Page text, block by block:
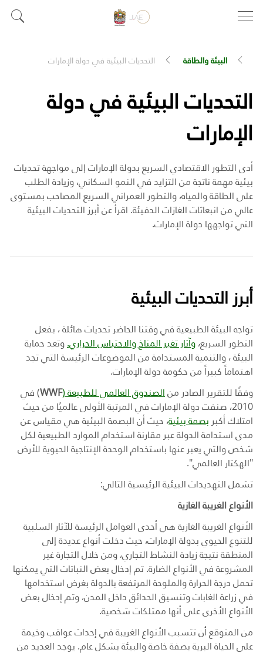
البيئة والطاقة التحديات البيئية في دولة الإمارات
التحديات البيئية في دولة
الإمارات
أدى التطور الاقتصادي السريع بدولة الإمارات إلى مواجهة تحديات
بيئية مهمة ناتجة من التزايد في النمو السكاني، وزيادة الطلب
على الطاقة والمياه، والتطور العمراني السريع المصاحب بمستوى
عالي من انبعاثات الغازات الدفيئة. اقرأ عن أبرز التحديات البيئية
التي تواجهها دولة الإمارات.
أبرز التحديات البيئية
تواجه البيئة الطبيعية في وقتنا الحاضر تحديات هائلة ، بفعل
التطور السريع، وآثار تغير المناخ والاحتباس الحراري. وتعد حماية
البيئة ، والتنمية المستدامة من الموضوعات الرئيسة التي تجد
اهتماماً كبيراً من حكومة دولة الإمارات.
وفقًا للتقرير الصادر من الصندوق العالمي للطبيعة (WWF) في
2010، صنفت دولة الإمارات في المرتبة الأولى عالميًا من حيث
امتلاك أكبر بصمة بيئية، حيث أن البصمة البيئية هي مقياس عن
مدى استدامة الدولة عبر مقارنة استخدام الموارد الطبيعية لكل
شخص والتي يعبر عنها باستخدام الوحدة الإنتاجية الحيوية للأرض
"الهكتار العالمي".
تشمل التهديدات البيئية الرئيسية التالي:
الأنواع الغريبة الغازية
الأنواع الغريبة الغازية هي أحدى العوامل الرئيسة للآثار السلبية
للتنوع الحيوي بدولة الإمارات، حيث دخلت أنواع عديدة إلى
المنطقة نتيجة زيادة النشاط التجاري، ومن خلال التجارة غير
المشروعة في الأنواع الضارة. تم إدخال بعض النباتات التي يمكنها
تحمل درجة الحرارة والملوحة المرتفعة بالدولة بغرض استخدامها
في زراعة الغابات وتنسيق الحدائق داخل المدن، وتم إدخال بعض
الأنواع الأخرى على أنها ممتلكات شخصية.
من المتوقع أن تتسبب الأنواع الغريبة في إحداث عواقب وخيمة
على الحياة البرية بصفة خاصة والبيئة بشكل عام. يوجد العديد من